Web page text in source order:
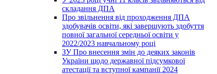
складання ДПА
Про звільнення від проходження ДПА
здобувачів освіти, які завершують здобуття
повної загальної середньої освіти у
2022/2023 навчальному році
ЗУ Про внесення змін до деяких законів
України щодо державної підсумкової
атестації та вступної кампанії 2024